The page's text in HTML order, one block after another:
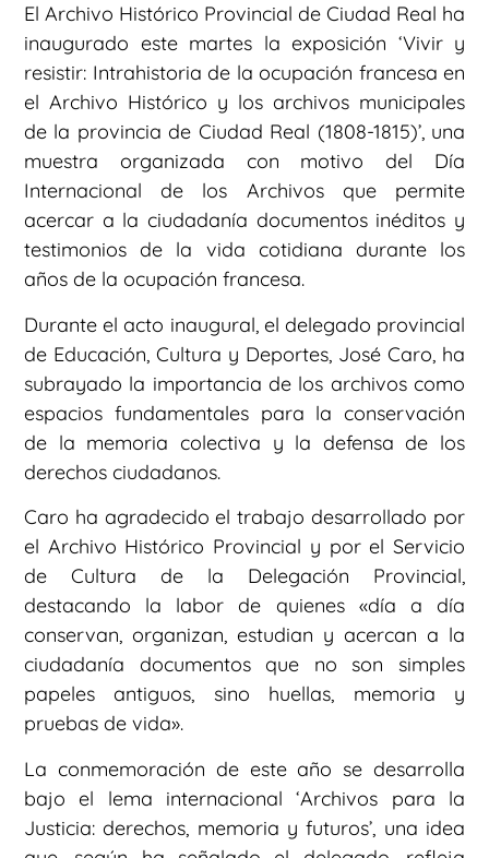
El Archivo Histórico Provincial de Ciudad Real ha
inaugurado este martes la exposición ‘Vivir y
resistir: Intrahistoria de la ocupación francesa en
el Archivo Histórico y los archivos municipales
de la provincia de Ciudad Real (1808-1815)’, una
muestra organizada con motivo del Día
Internacional de los Archivos que permite
acercar a la ciudadanía documentos inéditos y
testimonios de la vida cotidiana durante los
años de la ocupación francesa.
Durante el acto inaugural, el delegado provincial
de Educación, Cultura y Deportes, José Caro, ha
subrayado la importancia de los archivos como
espacios fundamentales para la conservación
de la memoria colectiva y la defensa de los
derechos ciudadanos.
Caro ha agradecido el trabajo desarrollado por
el Archivo Histórico Provincial y por el Servicio
de Cultura de la Delegación Provincial,
destacando la labor de quienes «día a día
conservan, organizan, estudian y acercan a la
ciudadanía documentos que no son simples
papeles antiguos, sino huellas, memoria y
pruebas de vida».
La conmemoración de este año se desarrolla
bajo el lema internacional ‘Archivos para la
Justicia: derechos, memoria y futuros’, una idea